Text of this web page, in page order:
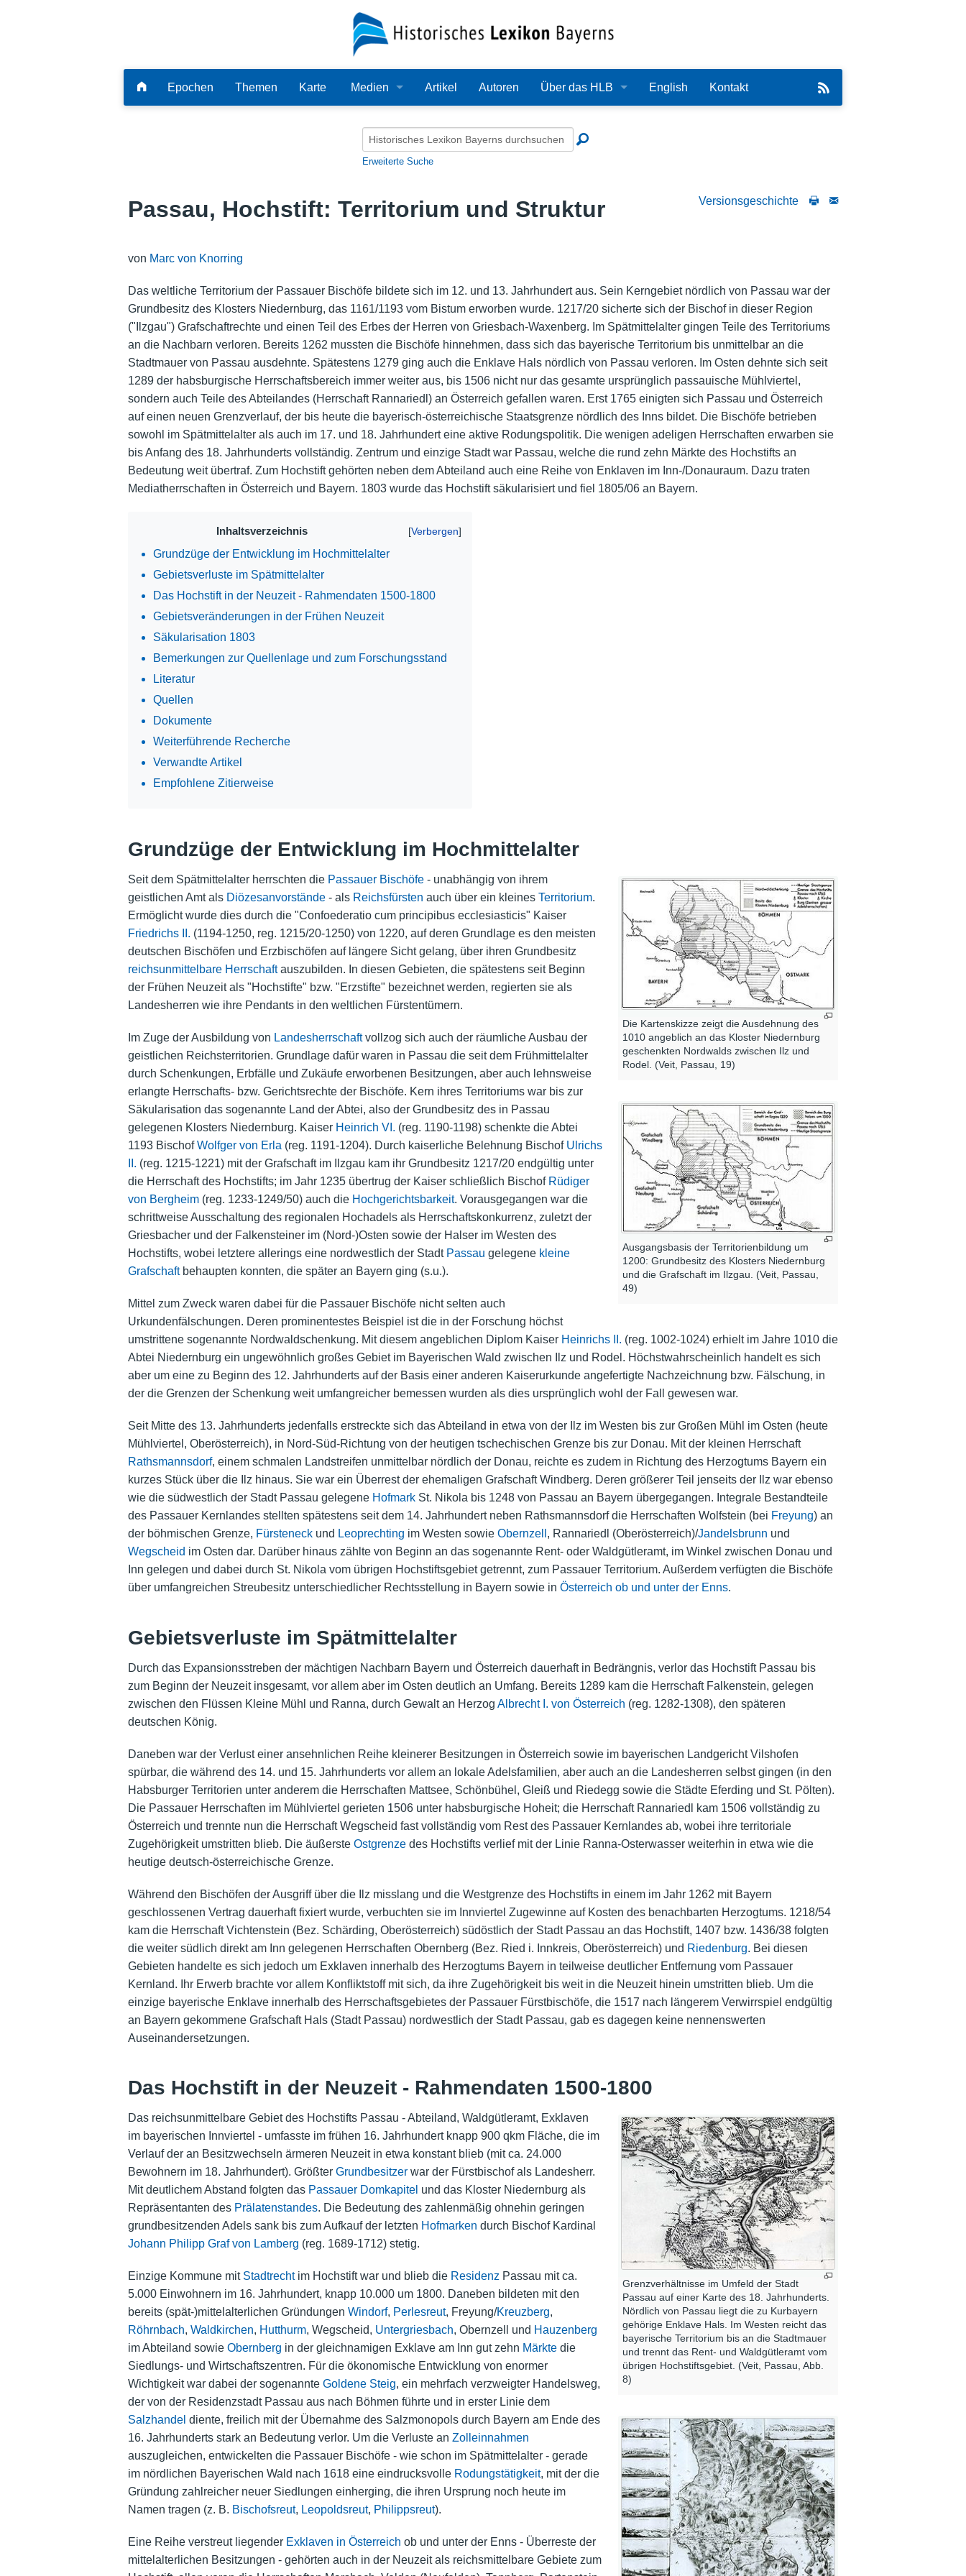
Epochen Themen Karte Medien
Audio
PDF
Artikel Autoren Über das HLB
Redaktion
Wissenschaftlicher Beirat
Häufige Fragen
Nutzungshinweise
English Kontakt
Erweiterte Suche
Versionsgeschichte
Passau, Hochstift: Territorium und Struktur
von Marc von Knorring
Das weltliche Territorium der Passauer Bischöfe bildete sich im 12. und 13. Jahrhundert aus. Sein Kerngebiet nördlich von Passau war der
Grundbesitz des Klosters Niedernburg, das 1161/1193 vom Bistum erworben wurde. 1217/20 sicherte sich der Bischof in dieser Region
("Ilzgau") Grafschaftrechte und einen Teil des Erbes der Herren von Griesbach-Waxenberg. Im Spätmittelalter gingen Teile des Territoriums
an die Nachbarn verloren. Bereits 1262 mussten die Bischöfe hinnehmen, dass sich das bayerische Territorium bis unmittelbar an die
Stadtmauer von Passau ausdehnte. Spätestens 1279 ging auch die Enklave Hals nördlich von Passau verloren. Im Osten dehnte sich seit
1289 der habsburgische Herrschaftsbereich immer weiter aus, bis 1506 nicht nur das gesamte ursprünglich passauische Mühlviertel,
sondern auch Teile des Abteilandes (Herrschaft Rannariedl) an Österreich gefallen waren. Erst 1765 einigten sich Passau und Österreich
auf einen neuen Grenzverlauf, der bis heute die bayerisch-österreichische Staatsgrenze nördlich des Inns bildet. Die Bischöfe betrieben
sowohl im Spätmittelalter als auch im 17. und 18. Jahrhundert eine aktive Rodungspolitik. Die wenigen adeligen Herrschaften erwarben sie
bis Anfang des 18. Jahrhunderts vollständig. Zentrum und einzige Stadt war Passau, welche die rund zehn Märkte des Hochstifts an
Bedeutung weit übertraf. Zum Hochstift gehörten neben dem Abteiland auch eine Reihe von Enklaven im Inn-/Donauraum. Dazu traten
Mediatherrschaften in Österreich und Bayern. 1803 wurde das Hochstift säkularisiert und fiel 1805/06 an Bayern.
Inhaltsverzeichnis
Grundzüge der Entwicklung im Hochmittelalter
Gebietsverluste im Spätmittelalter
Das Hochstift in der Neuzeit - Rahmendaten 1500-1800
Gebietsveränderungen in der Frühen Neuzeit
Säkularisation 1803
Bemerkungen zur Quellenlage und zum Forschungsstand
Literatur
Quellen
Dokumente
Weiterführende Recherche
Verwandte Artikel
Empfohlene Zitierweise
Grundzüge der Entwicklung im Hochmittelalter
Die Kartenskizze zeigt die Ausdehnung des
1010 angeblich an das Kloster Niedernburg
geschenkten Nordwalds zwischen Ilz und
Rodel. (Veit, Passau, 19)
Ausgangsbasis der Territorienbildung um
1200: Grundbesitz des Klosters Niedernburg
und die Grafschaft im Ilzgau. (Veit, Passau,
49)
Seit dem Spätmittelalter herrschten die Passauer Bischöfe- unabhängig von ihrem
geistlichen Amt als Diözesanvorstände- als Reichsfürsten auch über ein kleines Territorium.
Ermöglicht wurde dies durch die "Confoederatio cum principibus ecclesiasticis" Kaiser
Friedrichs II. (1194-1250, reg. 1215/20-1250) von 1220, auf deren Grundlage es den meisten
deutschen Bischöfen und Erzbischöfen auf längere Sicht gelang, über ihren Grundbesitz
reichsunmittelbare Herrschaftauszubilden. In diesen Gebieten, die spätestens seit Beginn
der Frühen Neuzeit als "Hochstifte" bzw. "Erzstifte" bezeichnet werden, regierten sie als
Landesherren wie ihre Pendants in den weltlichen Fürstentümern.
Im Zuge der Ausbildung von Landesherrschaftvollzog sich auch der räumliche Ausbau der
geistlichen Reichsterritorien. Grundlage dafür waren in Passau die seit dem Frühmittelalter
durch Schenkungen, Erbfälle und Zukäufe erworbenen Besitzungen, aber auch lehnsweise
erlangte Herrschafts- bzw. Gerichtsrechte der Bischöfe. Kern ihres Territoriums war bis zur
Säkularisation das sogenannte Land der Abtei, also der Grundbesitz des in Passau
gelegenen Klosters Niedernburg. Kaiser Heinrich VI. (reg. 1190-1198) schenkte die Abtei
1193 BischofWolfger von Erla(reg. 1191-1204). Durch kaiserliche Belehnung Bischof Ulrichs
II. (reg. 1215-1221) mit der Grafschaft im Ilzgau kam ihr Grundbesitz 1217/20 endgültig unter
die Herrschaft des Hochstifts; im Jahr 1235 übertrug der Kaiser schließlich Bischof Rüdiger
von Bergheim(reg. 1233-1249/50) auch die Hochgerichtsbarkeit. Vorausgegangen war die
schrittweise Ausschaltung des regionalen Hochadels als Herrschaftskonkurrenz, zuletzt der
Griesbacher und der Falkensteiner im (Nord-)Osten sowie der Halser im Westen des
Hochstifts, wobei letztere allerings eine nordwestlich der Stadt Passau gelegene kleine
Grafschaftbehaupten konnten, die später an Bayern ging (s.u.).
Mittel zum Zweck waren dabei für die Passauer Bischöfe nicht selten auch
Urkundenfälschungen. Deren prominentestes Beispiel ist die in der Forschung höchst
umstrittene sogenannte Nordwaldschenkung. Mit diesem angeblichen Diplom Kaiser Heinrichs II. (reg. 1002-1024) erhielt im Jahre 1010 die
Abtei Niedernburg ein ungewöhnlich großes Gebiet im Bayerischen Wald zwischen Ilz und Rodel. Höchstwahrscheinlich handelt es sich
aber um eine zu Beginn des 12. Jahrhunderts auf der Basis einer anderen Kaiserurkunde angefertigte Nachzeichnung bzw. Fälschung, in
der die Grenzen der Schenkung weit umfangreicher bemessen wurden als dies ursprünglich wohl der Fall gewesen war.
Seit Mitte des 13. Jahrhunderts jedenfalls erstreckte sich das Abteiland in etwa von der Ilz im Westen bis zur Großen Mühl im Osten (heute
Mühlviertel, Oberösterreich), in Nord-Süd-Richtung von der heutigen tschechischen Grenze bis zur Donau. Mit der kleinen Herrschaft
Rathsmannsdorf, einem schmalen Landstreifen unmittelbar nördlich der Donau, reichte es zudem in Richtung des Herzogtums Bayern ein
kurzes Stück über die Ilz hinaus. Sie war ein Überrest der ehemaligen Grafschaft Windberg. Deren größerer Teil jenseits der Ilz war ebenso
wie die südwestlich der Stadt Passau gelegene HofmarkSt. Nikola bis 1248 von Passau an Bayern übergegangen. Integrale Bestandteile
des Passauer Kernlandes stellten spätestens seit dem 14. Jahrhundert neben Rathsmannsdorf die Herrschaften Wolfstein (bei Freyung) an
der böhmischen Grenze, Fürsteneckund Leoprechting im Westen sowie Obernzell , Rannariedl (Oberösterreich)/Jandelsbrunn und
Wegscheid im Osten dar. Darüber hinaus zählte von Beginn an das sogenannte Rent- oder Waldgütleramt, im Winkel zwischen Donau und
Inn gelegen und dabei durch St. Nikola vom übrigen Hochstiftsgebiet getrennt, zum Passauer Territorium. Außerdem verfügten die Bischöfe
über umfangreichen Streubesitz unterschiedlicher Rechtsstellung in Bayern sowie in Österreich ob und unter der Enns.
Gebietsverluste im Spätmittelalter
Durch das Expansionsstreben der mächtigen Nachbarn Bayern und Österreich dauerhaft in Bedrängnis, verlor das Hochstift Passau bis
zum Beginn der Neuzeit insgesamt, vor allem aber im Osten deutlich an Umfang. Bereits 1289 kam die Herrschaft Falkenstein, gelegen
zwischen den Flüssen Kleine Mühl und Ranna, durch Gewalt an Herzog Albrecht I. von Österreich (reg. 1282-1308), den späteren
deutschen König.
Daneben war der Verlust einer ansehnlichen Reihe kleinerer Besitzungen in Österreich sowie im bayerischen Landgericht Vilshofen
spürbar, die während des 14. und 15. Jahrhunderts vor allem an lokale Adelsfamilien, aber auch an die Landesherren selbst gingen (in den
Habsburger Territorien unter anderem die Herrschaften Mattsee, Schönbühel, Gleiß und Riedegg sowie die Städte Eferding und St. Pölten).
Die Passauer Herrschaften im Mühlviertel gerieten 1506 unter habsburgische Hoheit; die Herrschaft Rannariedl kam 1506 vollständig zu
Österreich und trennte nun die Herrschaft Wegscheid fast vollständig vom Rest des Passauer Kernlandes ab, wobei ihre territoriale
Zugehörigkeit umstritten blieb. Die äußerste Ostgrenzedes Hochstifts verlief mit der Linie Ranna-Osterwasser weiterhin in etwa wie die
heutige deutsch-österreichische Grenze.
Während den Bischöfen der Ausgriff über die Ilz misslang und die Westgrenze des Hochstifts in einem im Jahr 1262 mit Bayern
geschlossenen Vertrag dauerhaft fixiert wurde, verbuchten sie im Innviertel Zugewinne auf Kosten des benachbarten Herzogtums. 1218/54
kam die Herrschaft Vichtenstein (Bez. Schärding, Oberösterreich) südöstlich der Stadt Passau an das Hochstift, 1407 bzw. 1436/38 folgten
die weiter südlich direkt am Inn gelegenen Herrschaften Obernberg (Bez. Ried i. Innkreis, Oberösterreich) und Riedenburg. Bei diesen
Gebieten handelte es sich jedoch um Exklaven innerhalb des Herzogtums Bayern in teilweise deutlicher Entfernung vom Passauer
Kernland. Ihr Erwerb brachte vor allem Konfliktstoff mit sich, da ihre Zugehörigkeit bis weit in die Neuzeit hinein umstritten blieb. Um die
einzige bayerische Enklave innerhalb des Herrschaftsgebietes der Passauer Fürstbischöfe, die 1517 nach längerem Verwirrspiel endgültig
an Bayern gekommene Grafschaft Hals (Stadt Passau) nordwestlich der Stadt Passau, gab es dagegen keine nennenswerten
Auseinandersetzungen.
Das Hochstift in der Neuzeit - Rahmendaten 1500-1800
Grenzverhältnisse im Umfeld der Stadt
Passau auf einer Karte des 18. Jahrhunderts.
Nördlich von Passau liegt die zu Kurbayern
gehörige Enklave Hals. Im Westen reicht das
bayerische Territorium bis an die Stadtmauer
und trennt das Rent- und Waldgütleramt vom
übrigen Hochstiftsgebiet. (Veit, Passau, Abb.
8)
Das reichsunmittelbare Gebiet des Hochstifts Passau - Abteiland, Waldgütleramt, Exklaven
im bayerischen Innviertel - umfasste im frühen 16. Jahrhundert knapp 900 qkm Fläche, die im
Verlauf der an Besitzwechseln ärmeren Neuzeit in etwa konstant blieb (mit ca. 24.000
Bewohnern im 18. Jahrhundert). Größter Grundbesitzerwar der Fürstbischof als Landesherr.
Mit deutlichem Abstand folgten das Passauer Domkapitel und das Kloster Niedernburg als
Repräsentanten des Prälatenstandes. Die Bedeutung des zahlenmäßig ohnehin geringen
grundbesitzenden Adels sank bis zum Aufkauf der letzten Hofmarken durch Bischof Kardinal
Johann Philipp Graf von Lamberg (reg. 1689-1712) stetig.
Einzige Kommune mit Stadtrechtim Hochstift war und blieb die Residenz Passau mit ca.
5.000 Einwohnern im 16. Jahrhundert, knapp 10.000 um 1800. Daneben bildeten mit den
bereits (spät-)mittelalterlichen Gründungen Windorf, Perlesreut, Freyung/Kreuzberg,
Röhrnbach, Waldkirchen, Hutthurm, Wegscheid, Untergriesbach, Obernzell und Hauzenberg
im Abteiland sowie Obernberg in der gleichnamigen Exklave am Inn gut zehn Märktedie
Siedlungs- und Wirtschaftszentren. Für die ökonomische Entwicklung von enormer
Wichtigkeit war dabei der sogenannte Goldene Steig, ein mehrfach verzweigter Handelsweg,
der von der Residenzstadt Passau aus nach Böhmen führte und in erster Linie dem
Salzhandel diente, freilich mit der Übernahme des Salzmonopols durch Bayern am Ende des
16. Jahrhunderts stark an Bedeutung verlor. Um die Verluste an Zolleinnahmen
auszugleichen, entwickelten die Passauer Bischöfe - wie schon im Spätmittelalter - gerade
im nördlichen Bayerischen Wald nach 1618 eine eindrucksvolle Rodungstätigkeit, mit der die
Gründung zahlreicher neuer Siedlungen einherging, die ihren Ursprung noch heute im
Namen tragen (z. B. Bischofsreut, Leopoldsreut, Philippsreut).
Eine Reihe verstreut liegender Exklaven in Österreich ob und unter der Enns - Überreste der
mittelalterlichen Besitzungen - gehörten auch in der Neuzeit als reichsmittelbare Gebiete zum